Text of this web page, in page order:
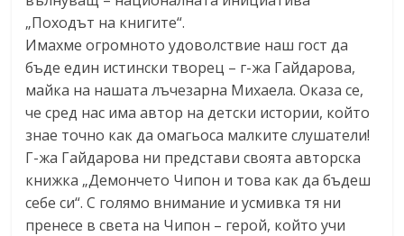
„Походът на книгите“.
Имахме огромното удоволствие наш гост да
бъде един истински творец – г-жа Гайдарова,
майка на нашата лъчезарна Михаела. Оказа се,
че сред нас има автор на детски истории, който
знае точно как да омагьоса малките слушатели!
Г-жа Гайдарова ни представи своята авторска
книжка „Демончето Чипон и това как да бъдеш
себе си“. С голямо внимание и усмивка тя ни
пренесе в света на Чипон – герой, който учи